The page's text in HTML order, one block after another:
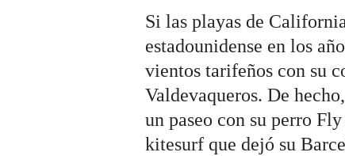
Si las playas de
estadounidense en los
vientos tarifeños con su
Valdevaqueros. De
un paseo con su perro
kitesurf que dejó su